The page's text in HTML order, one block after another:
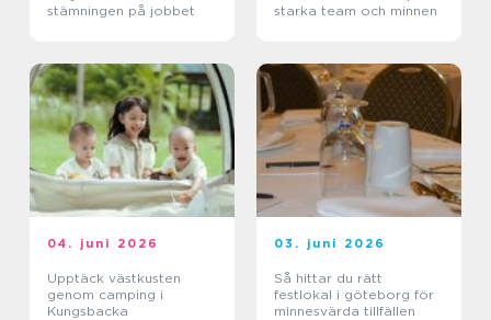
stämningen på jobbet
starka team och minnen
04. juni 2026
Upptäck västkusten
genom camping i
Kungsbacka
03. juni 2026
Så hittar du rätt
festlokal i göteborg för
minnesvärda tillfällen